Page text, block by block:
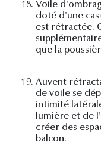
18. Voile
doté d'une
est rétractée.
que la
19. Auvent
de voile se
intimité
lumière et de
créer des
balcon.